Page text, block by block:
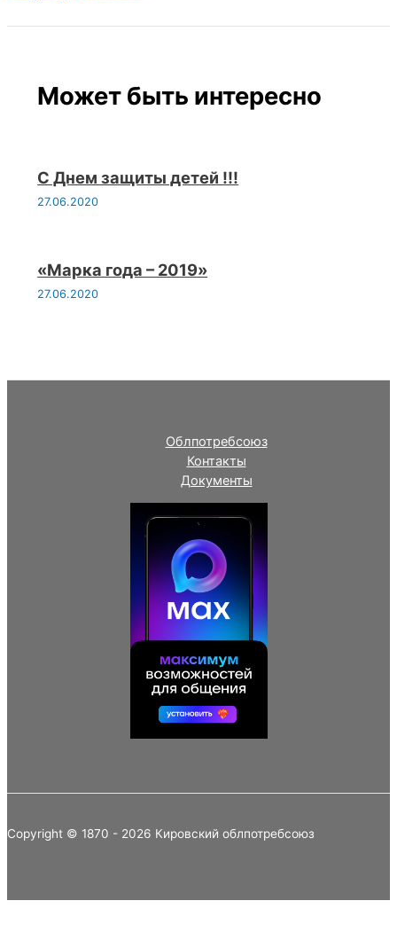
Может быть интересно
С Днем защиты детей !!!
27.06.2020
«Марка года – 2019»
27.06.2020
Облпотребсоюз
Контакты
Документы
Copyright © 1870 - 2026 Кировский облпотребсоюз